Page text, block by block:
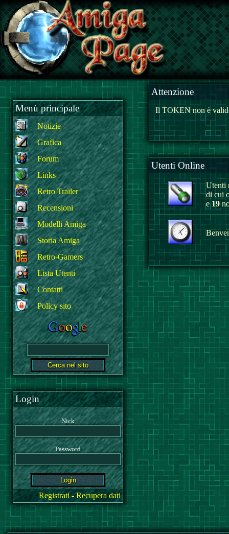
Menù principale
Notizie
Grafica
Forum
Links
Retro Trailer
Recensioni
Modelli Amiga
Storia Amiga
Retro-Gamers
Lista Utenti
Contatti
Policy sito
Login
Nick
Password
Registrati-Recupera dati
Attenzione
Il TOKEN non è
Utenti Online
Utenti
di cui
e19